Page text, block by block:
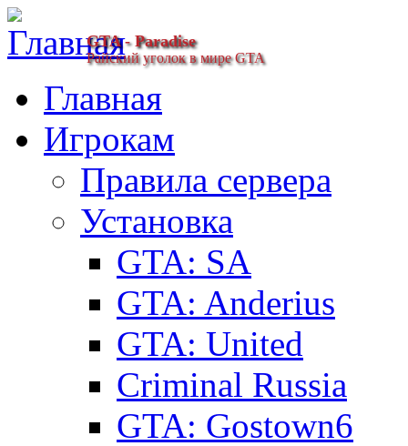
GTA - Paradise
Райский уголок в мире GTA
Главная
Игрокам
Правила сервера
Установка
GTA: SA
GTA: Anderius
GTA: United
Criminal Russia
GTA: Gostown6